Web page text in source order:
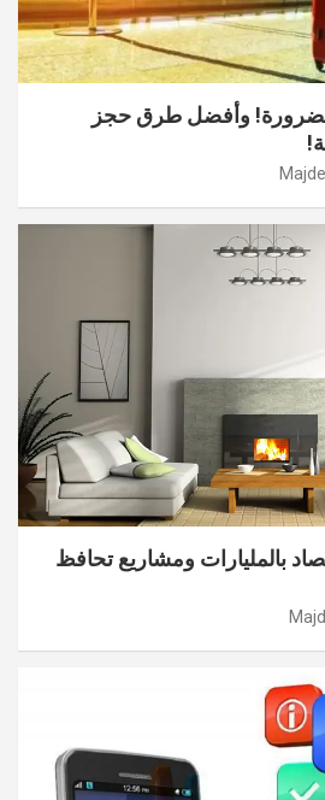
وأفضل طرق حجز
بالمليارات ومشاريع تحافظ